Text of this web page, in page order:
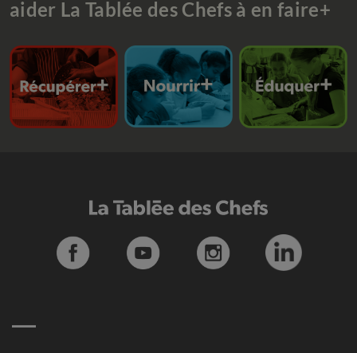
aider La Tablée des Chefs à en faire+